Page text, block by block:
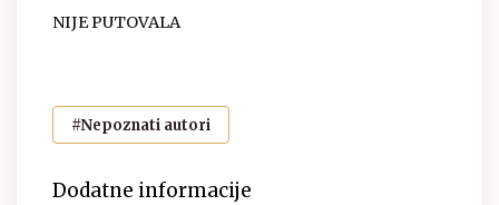
NIJE PUTOVALA
#Nepoznati autori
Dodatne informacije